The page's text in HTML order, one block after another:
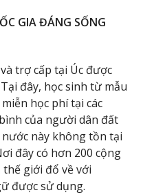
GIA ĐÁNG SỐNG
trợ cấp tại Úc được
đây, học sinh từ mẫu
học phí tại các
của người dân đất
này không tồn tại
đây có hơn 200 cộng
giới đổ về với
được sử dụng.